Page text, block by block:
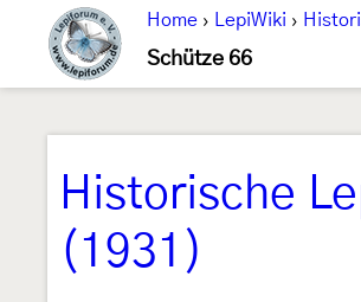
Home › LepiWiki ›
Schütze 66
Historische
(1931)